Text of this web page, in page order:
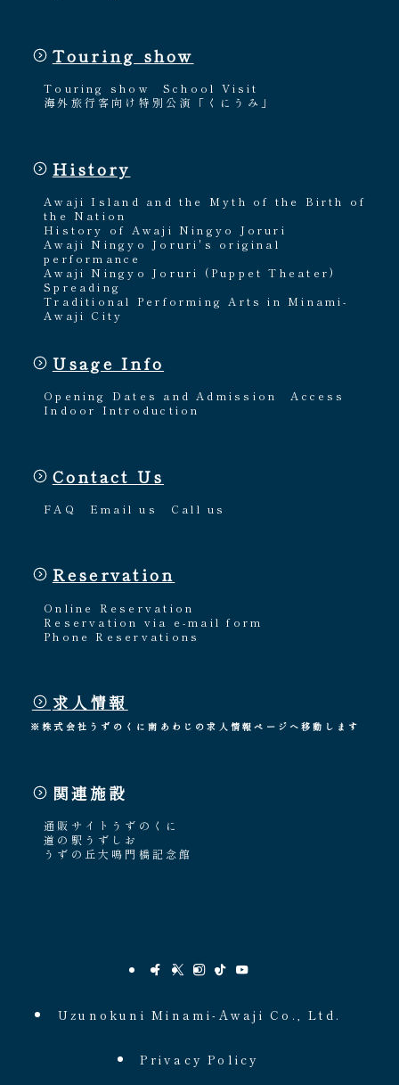
Touring show
Touring show
School Visit
海外旅行客向け特別公演「くにうみ」
History
Awaji Island and the Myth of the Birth of
the Nation
History of Awaji Ningyo Joruri
Awaji Ningyo Joruri's original
performance
Awaji Ningyo Joruri (Puppet Theater)
Spreading
Traditional Performing Arts in Minami-
Awaji City
Usage Info
Opening Dates and Admission
Access
Indoor Introduction
Contact Us
FAQ Email us Call us
Reservation
Online Reservation
Reservation via e-mail form
Phone Reservations
求人情報
※株式会社うずのくに南あわじの求人情報ページへ移動します
関連施設
通販サイトうずのくに
道の駅うずしお
うずの丘大鳴門橋記念館
Uzunokuni Minami-Awaji Co., Ltd.
Privacy Policy